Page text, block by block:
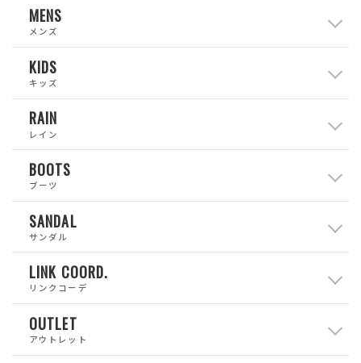
MENS
メンズ
KIDS
キッズ
RAIN
レイン
BOOTS
ブーツ
SANDAL
サンダル
LINK COORD.
リンクコーデ
OUTLET
アウトレット